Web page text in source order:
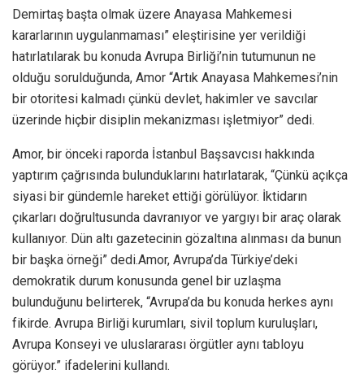
Demirtaş başta olmak üzere Anayasa Mahkemesi
kararlarının uygulanmaması” eleştirisine yer verildiği
hatırlatılarak bu konuda Avrupa Birliği’nin tutumunun ne
olduğu sorulduğunda, Amor “Artık Anayasa Mahkemesi’nin
bir otoritesi kalmadı çünkü devlet, hakimler ve savcılar
üzerinde hiçbir disiplin mekanizması işletmiyor” dedi.
Amor, bir önceki raporda İstanbul Başsavcısı hakkında
yaptırım çağrısında bulunduklarını hatırlatarak, “Çünkü açıkça
siyasi bir gündemle hareket ettiği görülüyor. İktidarın
çıkarları doğrultusunda davranıyor ve yargıyı bir araç olarak
kullanıyor. Dün altı gazetecinin gözaltına alınması da bunun
bir başka örneği” dedi.Amor, Avrupa’da Türkiye’deki
demokratik durum konusunda genel bir uzlaşma
bulunduğunu belirterek, “Avrupa’da bu konuda herkes aynı
fikirde. Avrupa Birliği kurumları, sivil toplum kuruluşları,
Avrupa Konseyi ve uluslararası örgütler aynı tabloyu
görüyor.” ifadelerini kullandı.